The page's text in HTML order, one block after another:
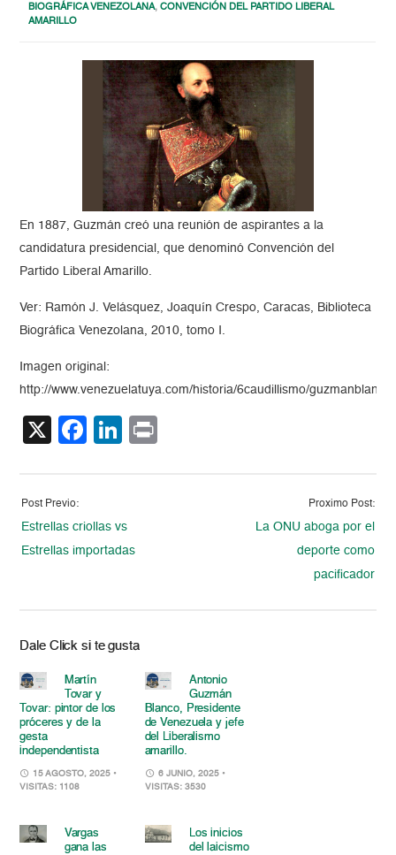
BIOGRÁFICA VENEZOLANA,CONVENCIÓN DEL PARTIDO LIBERAL
AMARILLO
En 1887, Guzmán creó una reunión de aspirantes a la
candidatura presidencial, que denominó Convención del
Partido Liberal Amarillo.
Ver: Ramón J. Velásquez, Joaquín Crespo, Caracas, Biblioteca
Biográfica Venezolana, 2010, tomo I.
Imagen original:
http://www.venezuelatuya.com/historia/6caudillismo/
X Facebook
LinkedIn
Post Previo:
Estrellas criollas vs
Estrellas importadas
Proximo Post:
La ONU aboga por el
deporte como
pacificador
Dale Click si te gusta
Martín
Tovar y
Tovar: pintor de los
próceres y de la
gesta
independentista
15 AGOSTO, 2025 •
VISITAS: 1108
Antonio
Guzmán
Blanco, Presidente
de Venezuela y jefe
del Liberalismo
amarillo.
6 JUNIO, 2025 •
VISITAS: 3530
Vargas
gana las
Los inicios
del laicismo